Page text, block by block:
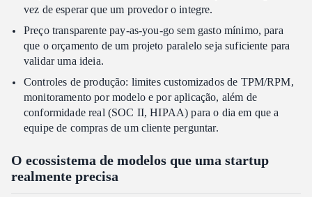
vez de esperar que um provedor o integre.
Preço transparente pay-as-you-go sem gasto mínimo, para
que o orçamento de um projeto paralelo seja suficiente para
validar uma ideia.
Controles de produção: limites customizados de TPM/RPM,
monitoramento por modelo e por aplicação, além de
conformidade real (SOC II, HIPAA) para o dia em que a
equipe de compras de um cliente perguntar.
O ecossistema de modelos que uma startup
realmente precisa